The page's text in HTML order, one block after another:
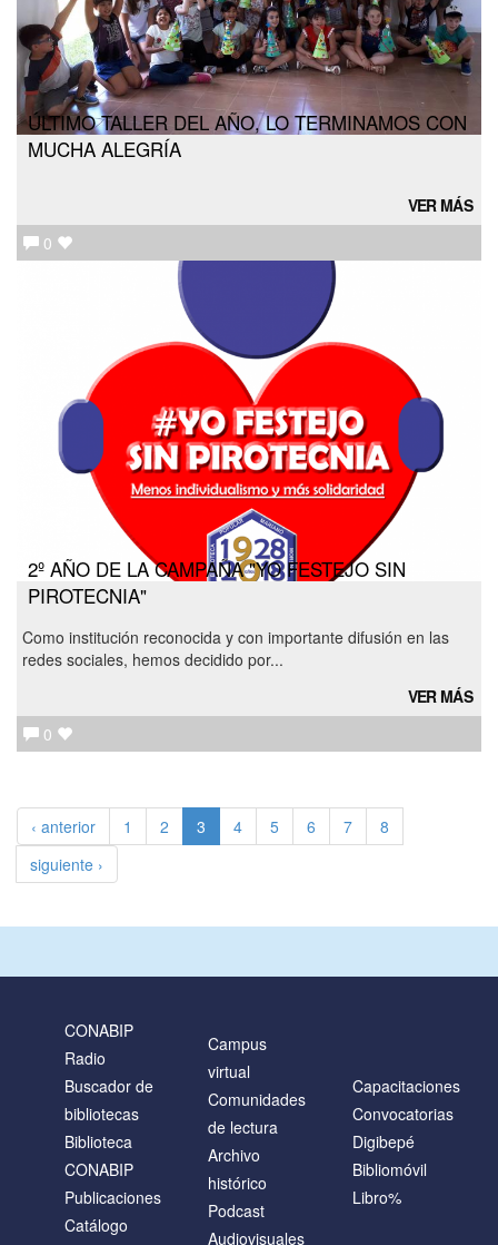
ÚLTIMO TALLER DEL AÑO, LO TERMINAMOS CON
MUCHA ALEGRÍA
VER MÁS
0
2º AÑO DE LA CAMPAÑA "YO FESTEJO SIN
PIROTECNIA"
Como institución reconocida y con importante difusión en las
redes sociales, hemos decidido por...
VER MÁS
0
‹ anterior 1 2 3 4 5 6 7
8
siguiente ›
CONABIP
Radio
Buscador de
bibliotecas
Biblioteca
CONABIP
Publicaciones
Catálogo
Campus
virtual
Comunidades
de lectura
Archivo
histórico
Podcast
Audiovisuales
Capacitaciones
Convocatorias
Digibepé
Bibliomóvil
Libro%